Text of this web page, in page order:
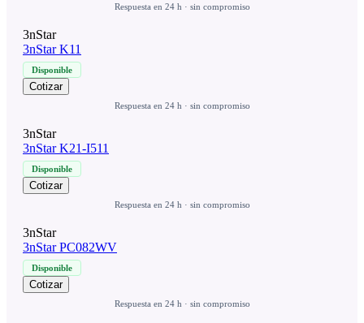
Respuesta en 24 h · sin compromiso
3nStar
3nStar K11
Disponible
Cotizar
Respuesta en 24 h · sin compromiso
3nStar
3nStar K21-I511
Disponible
Cotizar
Respuesta en 24 h · sin compromiso
3nStar
3nStar PC082WV
Disponible
Cotizar
Respuesta en 24 h · sin compromiso